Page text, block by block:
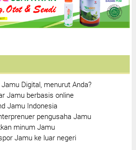
Digital, menurut Anda?
Jamu berbasis online
Jamu Indonesia
pengusaha Jamu
minum Jamu
Jamu ke luar negeri